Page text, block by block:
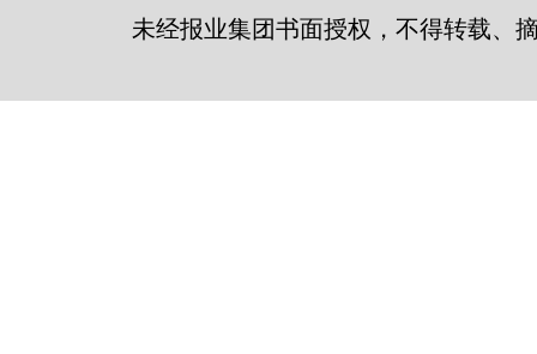
未经报业集团书面授权，不得转载、